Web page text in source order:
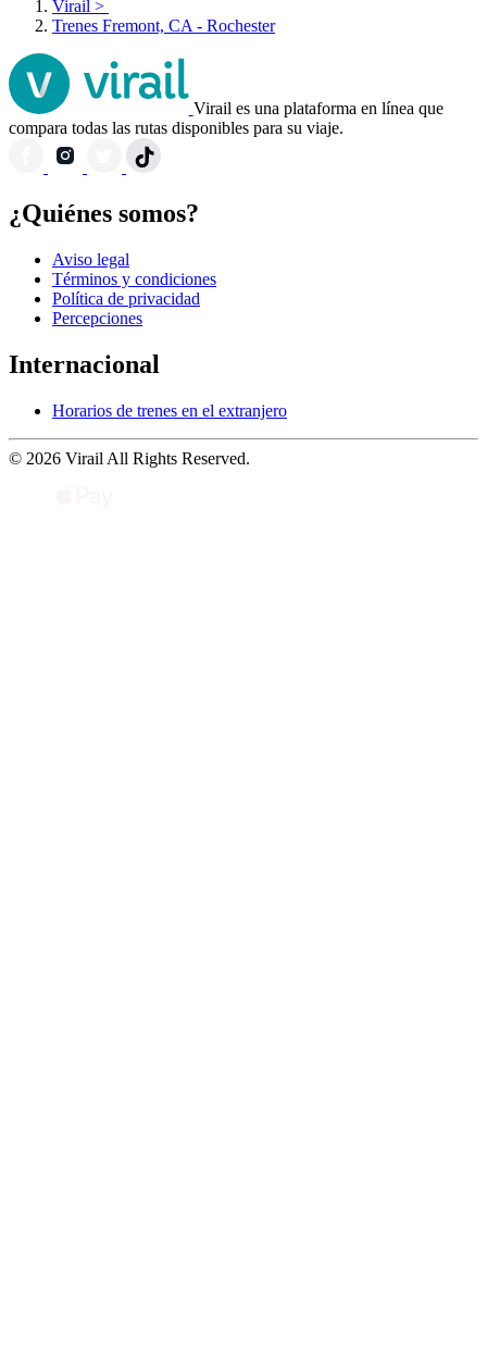
Virail >
Trenes Fremont, CA - Rochester
Virail es una plataforma en línea que
compara todas las rutas disponibles para su viaje.
¿Quiénes somos?
Aviso legal
Términos y condiciones
Política de privacidad
Percepciones
Internacional
Horarios de trenes en el extranjero
© 2026 Virail All Rights Reserved.